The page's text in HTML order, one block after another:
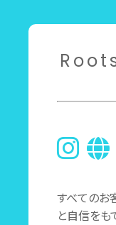
すべてのお
と自信をも